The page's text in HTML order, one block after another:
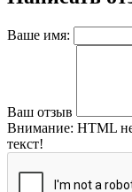
Ваше имя:
Ваш отзыв
Внимание: HTML
текст!